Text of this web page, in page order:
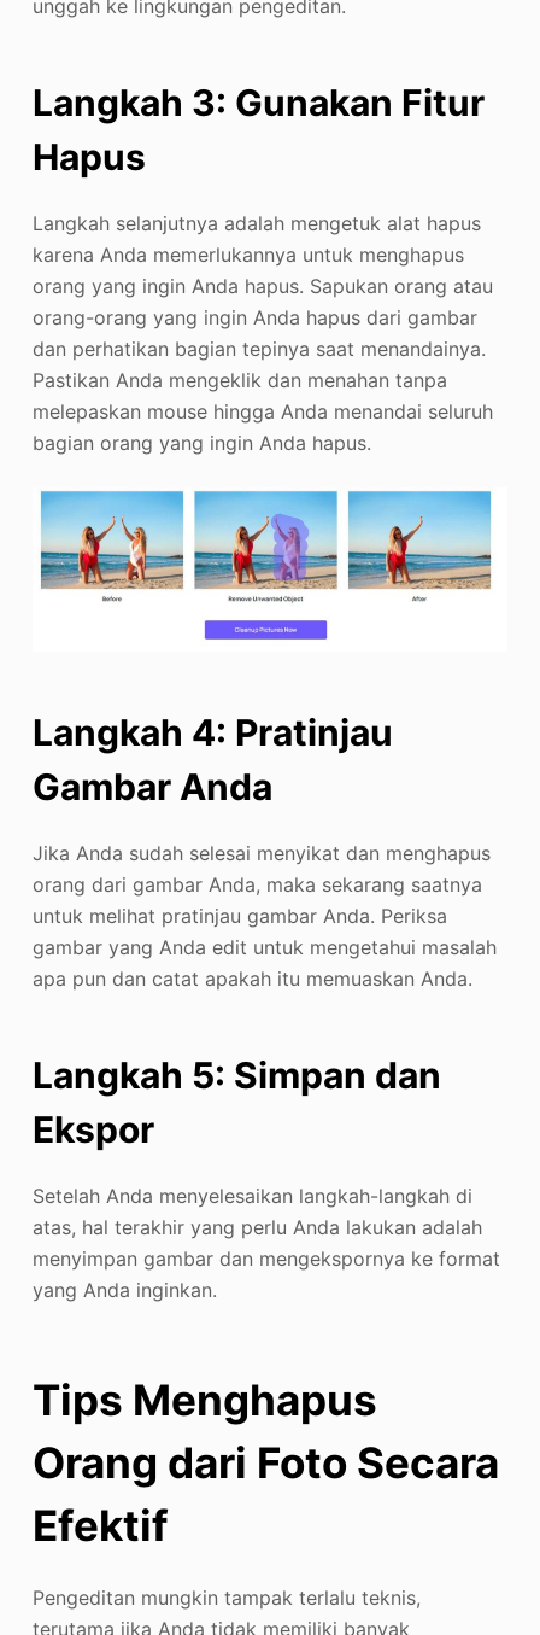
unggah ke lingkungan pengeditan.
Langkah 3: Gunakan Fitur
Hapus
Langkah selanjutnya adalah mengetuk alat hapus
karena Anda memerlukannya untuk menghapus
orang yang ingin Anda hapus. Sapukan orang atau
orang-orang yang ingin Anda hapus dari gambar
dan perhatikan bagian tepinya saat menandainya.
Pastikan Anda mengeklik dan menahan tanpa
melepaskan mouse hingga Anda menandai seluruh
bagian orang yang ingin Anda hapus.
Langkah 4: Pratinjau
Gambar Anda
Jika Anda sudah selesai menyikat dan menghapus
orang dari gambar Anda, maka sekarang saatnya
untuk melihat pratinjau gambar Anda. Periksa
gambar yang Anda edit untuk mengetahui masalah
apa pun dan catat apakah itu memuaskan Anda.
Langkah 5: Simpan dan
Ekspor
Setelah Anda menyelesaikan langkah-langkah di
atas, hal terakhir yang perlu Anda lakukan adalah
menyimpan gambar dan mengekspornya ke format
yang Anda inginkan.
Tips Menghapus
Orang dari Foto Secara
Efektif
Pengeditan mungkin tampak terlalu teknis,
terutama jika Anda tidak memiliki banyak